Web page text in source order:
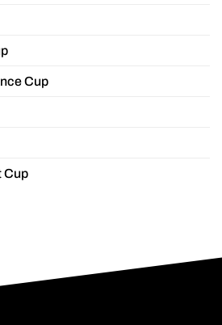
Cup
Cup